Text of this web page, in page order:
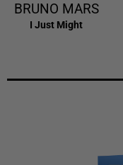
BRUNO MARS
I Just Might